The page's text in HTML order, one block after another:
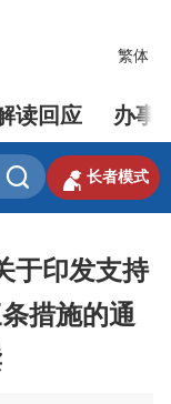
繁体
读回应 办事
  长者模式
于印发支持
措施的通